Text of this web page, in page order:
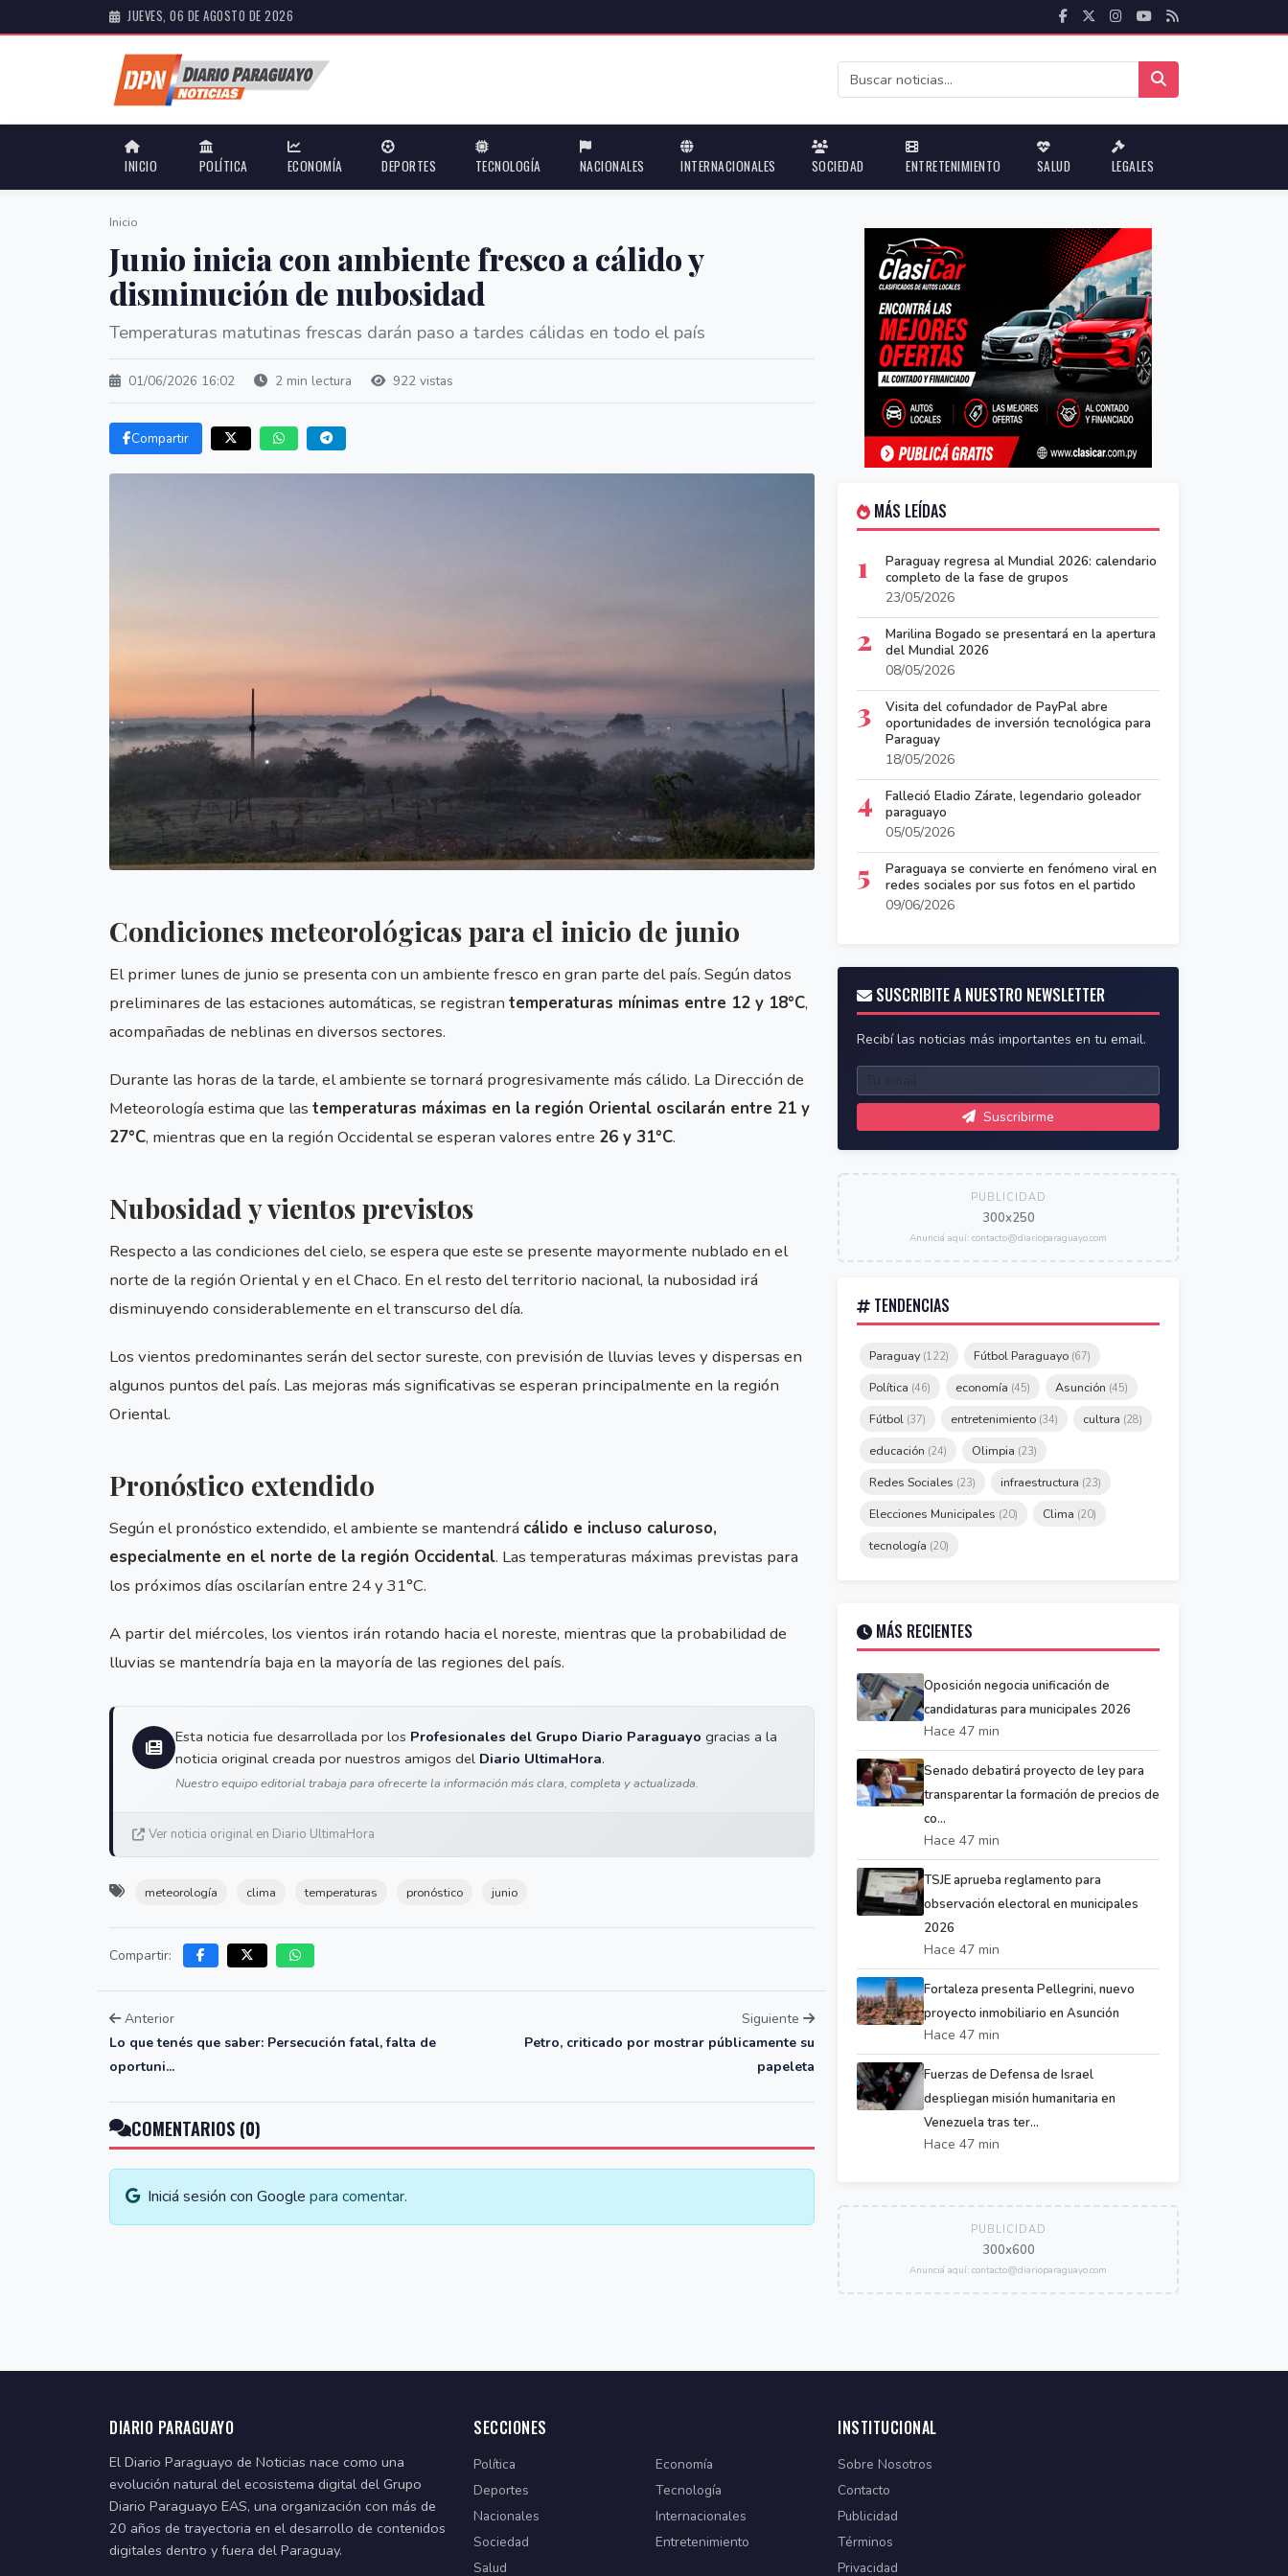
JUEVES, 06 DE AGOSTO DE 2026
INICIO POLÍTICA ECONOMÍA DEPORTES TECNOLOGÍA NACIONALES INTERNACIONALES SOCIEDAD ENTRETENIMIENTO SALUD LEGALES
Inicio
Junio inicia con ambiente fresco a cálido y
disminución de nubosidad
Temperaturas matutinas frescas darán paso a tardes cálidas en todo el país
01/06/2026 16:02 2 min lectura 922 vistas
Compartir
Condiciones meteorológicas para el inicio de junio
El primer lunes de junio se presenta con un ambiente fresco en gran parte del país. Según datos
preliminares de las estaciones automáticas, se registran temperaturas mínimas entre 12 y 18°C,
acompañadas de neblinas en diversos sectores.
Durante las horas de la tarde, el ambiente se tornará progresivamente más cálido. La Dirección de
Meteorología estima que las temperaturas máximas en la región Oriental oscilarán entre 21 y
27°C, mientras que en la región Occidental se esperan valores entre 26 y 31°C.
Nubosidad y vientos previstos
Respecto a las condiciones del cielo, se espera que este se presente mayormente nublado en el
norte de la región Oriental y en el Chaco. En el resto del territorio nacional, la nubosidad irá
disminuyendo considerablemente en el transcurso del día.
Los vientos predominantes serán del sector sureste, con previsión de lluvias leves y dispersas en
algunos puntos del país. Las mejoras más significativas se esperan principalmente en la región
Oriental.
Pronóstico extendido
Según el pronóstico extendido, el ambiente se mantendrá cálido e incluso caluroso,
especialmente en el norte de la región Occidental. Las temperaturas máximas previstas para
los próximos días oscilarían entre 24 y 31°C.
A partir del miércoles, los vientos irán rotando hacia el noreste, mientras que la probabilidad de
lluvias se mantendría baja en la mayoría de las regiones del país.
Esta noticia fue desarrollada por los Profesionales del Grupo Diario Paraguayo gracias a la
noticia original creada por nuestros amigos del Diario UltimaHora.
Nuestro equipo editorial trabaja para ofrecerte la información más clara, completa y actualizada.
Ver noticia original en Diario UltimaHora
meteorología clima temperaturas pronóstico junio
Compartir:
Anterior
Lo que tenés que saber: Persecución fatal, falta de
oportuni...
Siguiente
Petro, criticado por mostrar públicamente su
papeleta
COMENTARIOS (0)
Iniciá sesión con Google para comentar.
MÁS LEÍDAS
1
Paraguay regresa al Mundial 2026: calendario
completo de la fase de grupos
23/05/2026
2
Marilina Bogado se presentará en la apertura
del Mundial 2026
08/05/2026
3
Visita del cofundador de PayPal abre
oportunidades de inversión tecnológica para
Paraguay
18/05/2026
4
Falleció Eladio Zárate, legendario goleador
paraguayo
05/05/2026
5
Paraguaya se convierte en fenómeno viral en
redes sociales por sus fotos en el partido
09/06/2026
SUSCRIBITE A NUESTRO NEWSLETTER
Recibí las noticias más importantes en tu email.
Suscribirme
PUBLICIDAD
300x250
Anunciá aquí: contacto@diarioparaguayo.com
TENDENCIAS
Paraguay (122) Fútbol Paraguayo (67)
Política (46) economía (45) Asunción (45)
Fútbol (37) entretenimiento (34) cultura (28)
educación (24) Olimpia (23)
Redes Sociales (23) infraestructura (23)
Elecciones Municipales (20) Clima (20)
tecnología (20)
MÁS RECIENTES
Oposición negocia unificación de
candidaturas para municipales 2026
Hace 47 min
Senado debatirá proyecto de ley para
transparentar la formación de precios de
co...
Hace 47 min
TSJE aprueba reglamento para
observación electoral en municipales
2026
Hace 47 min
Fortaleza presenta Pellegrini, nuevo
proyecto inmobiliario en Asunción
Hace 47 min
Fuerzas de Defensa de Israel
despliegan misión humanitaria en
Venezuela tras ter...
Hace 47 min
PUBLICIDAD
300x600
Anunciá aquí: contacto@diarioparaguayo.com
DIARIO PARAGUAYO
El Diario Paraguayo de Noticias nace como una
evolución natural del ecosistema digital del Grupo
Diario Paraguayo EAS, una organización con más de
20 años de trayectoria en el desarrollo de contenidos
digitales dentro y fuera del Paraguay.
SECCIONES
Política
Economía
Deportes
Tecnología
Nacionales
Internacionales
Sociedad
Entretenimiento
Salud
INSTITUCIONAL
Sobre Nosotros
Contacto
Publicidad
Términos
Privacidad